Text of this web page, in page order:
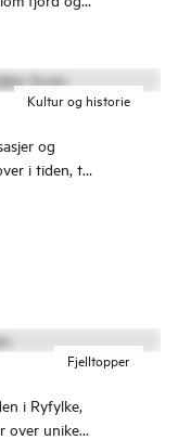
Kultur og historie
og
i tiden, til
Fjelltopper
i Ryfylke,
over unike